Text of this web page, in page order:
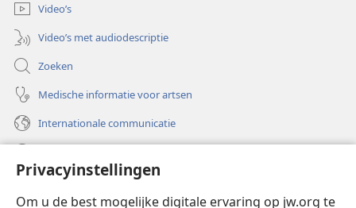
Privacyinstellingen
Om u de best mogelijke digitale ervaring op jw.org te
Video’s
Video’s met audiodescriptie
Zoeken
Medische informatie voor artsen
Internationale communicatie
(opent